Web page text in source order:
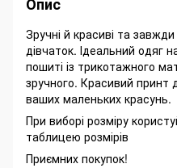
Зручні й красиві та
дівчаток. Ідеальний одяг
пошиті із трикотажного
зручного. Красивий принт
ваших маленьких красунь.
При виборі розміру
таблицею розмірів
Приємних покупок!